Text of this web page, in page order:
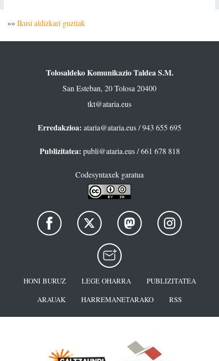
»» Ikusi aldizkari guztiak
Tolosaldeko Komunikazio Taldea S.M.
San Esteban, 20 Tolosa 20400
tkt@ataria.eus
Erredakzioa: ataria@ataria.eus/ 943 655 695
Publizitatea: publi@ataria.eus/ 661 678 818
Codesyntaxek garatua
HONI BURUZ LEGE OHARRA
PUBLIZITATEA
ARAUAK
HARREMANETARAKO RSS